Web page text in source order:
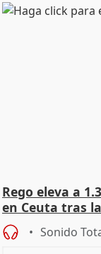
Rego eleva a
en Ceuta tras
Sonido